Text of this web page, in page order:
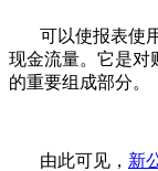
可以使报表使用
现金流量。它是对
的重要组成部分。
由此可见， 新